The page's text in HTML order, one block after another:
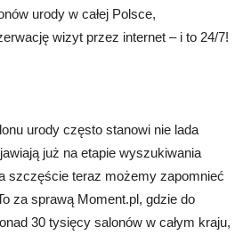
urody w całej Polsce,
wizyt przez internet – i to 24/7!
urody często stanowi nie lada
już na etapie wyszukiwania
szczęście teraz możemy zapomnieć
za sprawą Moment.pl, gdzie do
30 tysięcy salonów w całym kraju,